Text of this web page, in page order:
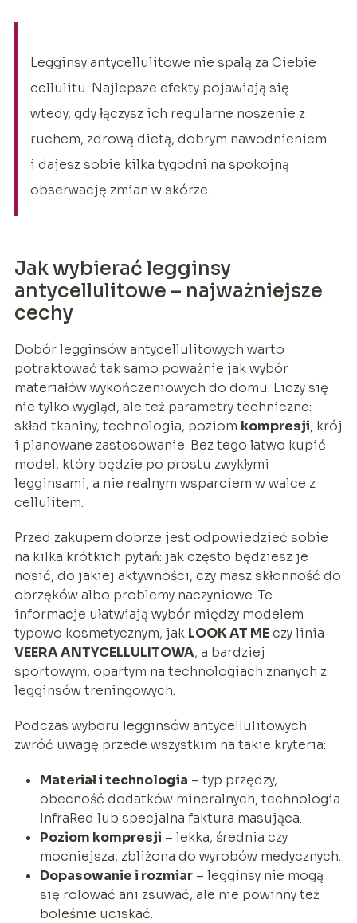
Legginsy antycellulitowe nie spalą za Ciebie
cellulitu. Najlepsze efekty pojawiają się
wtedy, gdy łączysz ich regularne noszenie z
ruchem, zdrową dietą, dobrym nawodnieniem
i dajesz sobie kilka tygodni na spokojną
obserwację zmian w skórze.
Jak wybierać legginsy
antycellulitowe – najważniejsze
cechy
Dobór legginsów antycellulitowych warto
potraktować tak samo poważnie jak wybór
materiałów wykończeniowych do domu. Liczy się
nie tylko wygląd, ale też parametry techniczne:
skład tkaniny, technologia, poziom kompresji, krój
i planowane zastosowanie. Bez tego łatwo kupić
model, który będzie po prostu zwykłymi
legginsami, a nie realnym wsparciem w walce z
cellulitem.
Przed zakupem dobrze jest odpowiedzieć sobie
na kilka krótkich pytań: jak często będziesz je
nosić, do jakiej aktywności, czy masz skłonność do
obrzęków albo problemy naczyniowe. Te
informacje ułatwiają wybór między modelem
typowo kosmetycznym, jak LOOK AT MEczy linia
VEERA ANTYCELLULITOWA, a bardziej
sportowym, opartym na technologiach znanych z
legginsów treningowych.
Podczas wyboru legginsów antycellulitowych
zwróć uwagę przede wszystkim na takie kryteria:
Materiał i technologia – typ przędzy,
obecność dodatków mineralnych, technologia
InfraRed lub specjalna faktura masująca.
Poziom kompresji – lekka, średnia czy
mocniejsza, zbliżona do wyrobów medycznych.
Dopasowanie i rozmiar– legginsy nie mogą
się rolować ani zsuwać, ale nie powinny też
boleśnie uciskać.